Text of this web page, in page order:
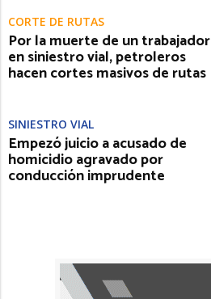
CORTE DE RUTAS
Por la muerte de un trabajador
en siniestro vial, petroleros
hacen cortes masivos de rutas
SINIESTRO VIAL
Empezó juicio a acusado de
homicidio agravado por
conducción imprudente